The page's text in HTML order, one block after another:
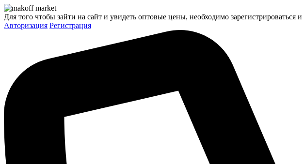
Для того чтобы зайти на сайт и увидеть оптовые цены, необходимо зарегистрироваться
Авторизация Регистрация